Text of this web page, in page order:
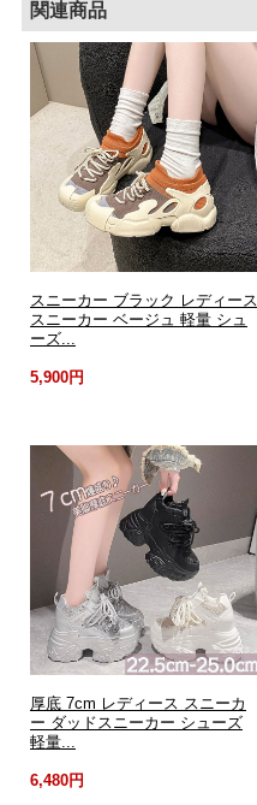
関連商品
スニーカー ブラック レディース
スニーカー ベージュ 軽量 シュ
ーズ...
5,900円
厚底 7cm レディース スニーカ
ー ダッドスニーカー シューズ
軽量...
6,480円